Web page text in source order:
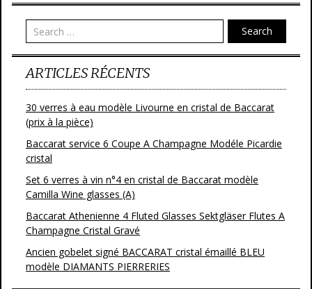
o
k Search
ARTICLES RÉCENTS
30 verres à eau modèle Livourne en cristal de Baccarat
(prix à la pièce)
Baccarat service 6 Coupe A Champagne Modéle Picardie
cristal
Set 6 verres à vin n°4 en cristal de Baccarat modèle
Camilla Wine glasses (A)
Baccarat Athenienne 4 Fluted Glasses Sektgläser Flutes A
Champagne Cristal Gravé
Ancien gobelet signé BACCARAT cristal émaillé BLEU
modèle DIAMANTS PIERRERIES